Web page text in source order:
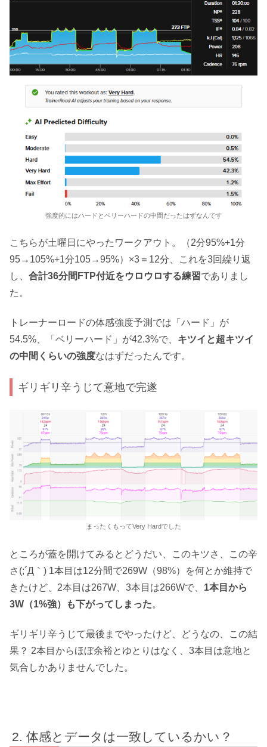
強度的にはハードとベリーハードの中間だったはずなんです
こちらが土曜日にやったワークアウト。（2分95%+1分
95→105%+1分105→95%）×3＝12分、これを3回繰り返
し、 合計36分間FTP付近をウロウロする練習でありまし
た。
トレーナーロードの体感強度予測では「ハード」が
54.5%、「ベリーハード」が42.3%で、 キツイと超キツイ
の中間くらいの強度なはずだったんです。
ギリギリ辛うじて意地で完遂
まったくもってVery Hardでした
ところが蓋を開けてみるとどうだい、このキツさ、この辛
さ(;´Д｀) 1本目は12分間で269W（98%）を何とか維持で
きたけど、2本目は267W、3本目は266Wで、 1本目から
3W（1%強）も下がってしまった。
ギリギリ辛うじて最後までやったけど、どうなの、この結
果？ 2本目からほぼ余裕とゆとりはなく、3本目は意地と
気合しかありませんでした。
体感とデータは一致しているかい？